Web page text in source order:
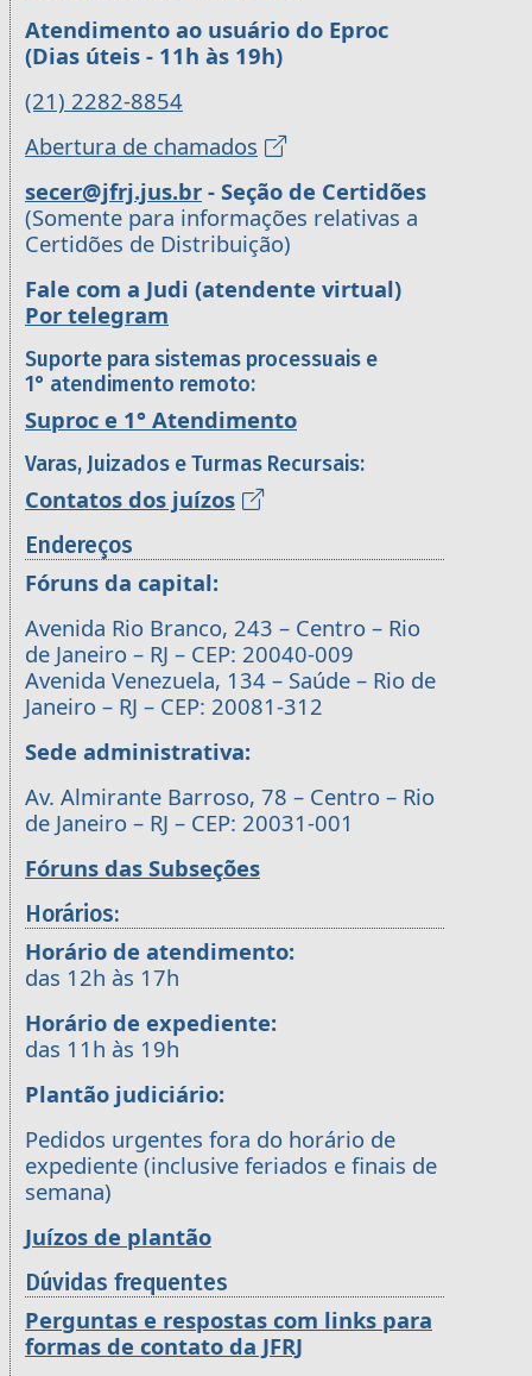
Atendimento ao usuário do Eproc
(Dias úteis - 11h às 19h)
(21) 2282-8854
Abertura de chamados
secer@jfrj.jus.br - Seção de Certidões
(Somente para informações relativas a
Certidões de Distribuição)
Fale com a Judi (atendente virtual)
Por telegram
Suporte para sistemas processuais e
1° atendimento remoto:
Suproc e 1° Atendimento
Varas, Juizados e Turmas Recursais:
Contatos dos juízos
Endereços
Fóruns da capital:
Avenida Rio Branco, 243 – Centro – Rio
de Janeiro – RJ – CEP: 20040-009
Avenida Venezuela, 134 – Saúde – Rio de
Janeiro – RJ – CEP: 20081-312
Sede administrativa:
Av. Almirante Barroso, 78 – Centro – Rio
de Janeiro – RJ – CEP: 20031-001
Fóruns das Subseções
Horários:
Horário de atendimento:
das 12h às 17h
Horário de expediente:
das 11h às 19h
Plantão judiciário:
Pedidos urgentes fora do horário de
expediente (inclusive feriados e finais de
semana)
Juízos de plantão
Dúvidas frequentes
Perguntas e respostas com links para
formas de contato da JFRJ